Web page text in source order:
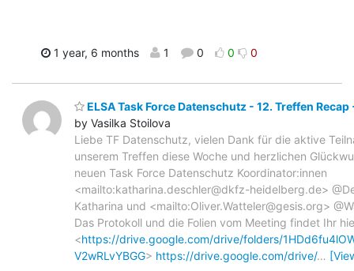
1 year, 6 months 1 0 0 0
ELSA Task Force Datenschutz - 12. Treffen Recap
by Vasilka Stoilova
Liebe TF Datenschutz, vielen Dank für die aktive
unserem Treffen diese Woche und herzlichen
neuen Task Force Datenschutz Koordinator:innen
<mailto:katharina.deschler@dkfz-heidelberg.de>
Katharina und <mailto:Oliver.Watteler@gesis.org>
Das Protokoll und die Folien vom Meeting findet Ihr
<https://drive.google.com/drive/folders/
V2wRLvYBGG> https://drive.google.com/drive/…